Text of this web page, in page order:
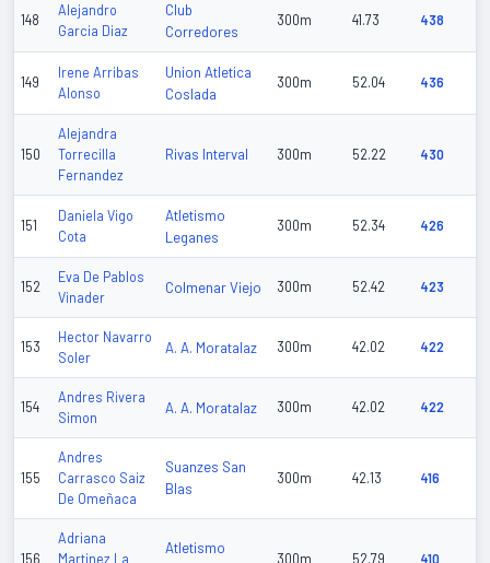
148
Alejandro
Garcia Diaz
Club
Corredores
300m 41.73 438
149
Irene Arribas
Alonso
Union Atletica
Coslada
300m 52.04 436
150
Alejandra
Torrecilla
Fernandez
Rivas Interval 300m 52.22 430
151
Daniela Vigo
Cota
Atletismo
Leganes
300m 52.34 426
152
Eva De Pablos
Vinader
Colmenar Viejo 300m 52.42 423
153
Hector Navarro
Soler
A. A. Moratalaz 300m 42.02 422
154
Andres Rivera
Simon
A. A. Moratalaz 300m 42.02 422
155
Andres
Carrasco Saiz
De Omeñaca
Suanzes San
Blas
300m 42.13 416
156
Adriana
Martinez La
Atletismo
300m 52.79 410